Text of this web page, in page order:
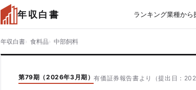
年収白書 ランキング業種から
年収白書 食料品 中部飼料
第79期（2026年3月期）有価証券報告書より（提出日：